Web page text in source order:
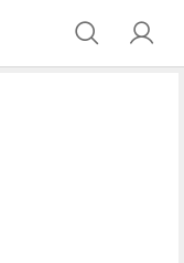
"ZUTIEFST